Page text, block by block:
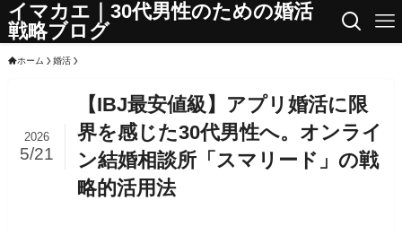
イマカエ｜30代男性のための婚活
戦略ブログ
ホーム 婚活
【IBJ最安値級】アプリ婚活に限
界を感じた30代男性へ。オンライ
ン結婚相談所「スマリード」の戦
略的活用法
2026
5/21